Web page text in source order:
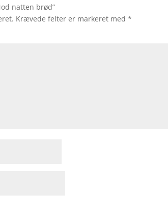
natten brød”
Krævede felter er markeret med*